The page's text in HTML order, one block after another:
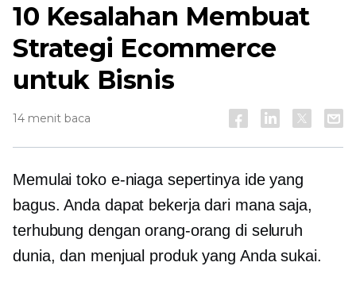
10 Kesalahan Membuat
Strategi Ecommerce
untuk Bisnis
14 menit baca
Memulai toko e-niaga sepertinya ide yang
bagus. Anda dapat bekerja dari mana saja,
terhubung dengan orang-orang di seluruh
dunia, dan menjual produk yang Anda sukai.